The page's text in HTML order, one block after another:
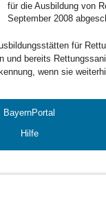
für die Ausbildung von
September 2008
für
und bereits
wenn sie
BayernPortal
Hilfe